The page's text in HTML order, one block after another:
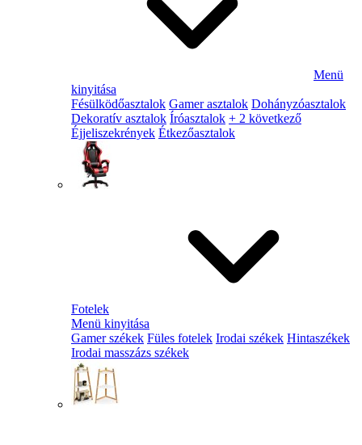
Menü
kinyitása
Fésülködőasztalok Gamer asztalok Dohányzóasztalok
Dekoratív asztalok Íróasztalok + 2 következő
Éjjeliszekrények Étkezőasztalok
Fotelek
Menü kinyitása
Gamer székek Füles fotelek Irodai székek Hintaszékek
Irodai masszázs székek